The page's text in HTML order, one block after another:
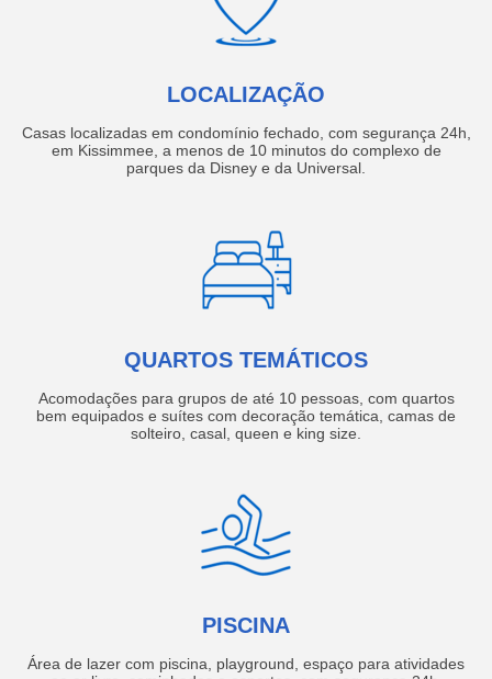
LOCALIZAÇÃO
Casas localizadas em condomínio fechado, com segurança 24h,
em Kissimmee, a menos de 10 minutos do complexo de
parques da Disney e da Universal.
QUARTOS TEMÁTICOS
Acomodações para grupos de até 10 pessoas, com quartos
bem equipados e suítes com decoração temática, camas de
solteiro, casal, queen e king size.
PISCINA
Área de lazer com piscina, playground, espaço para atividades